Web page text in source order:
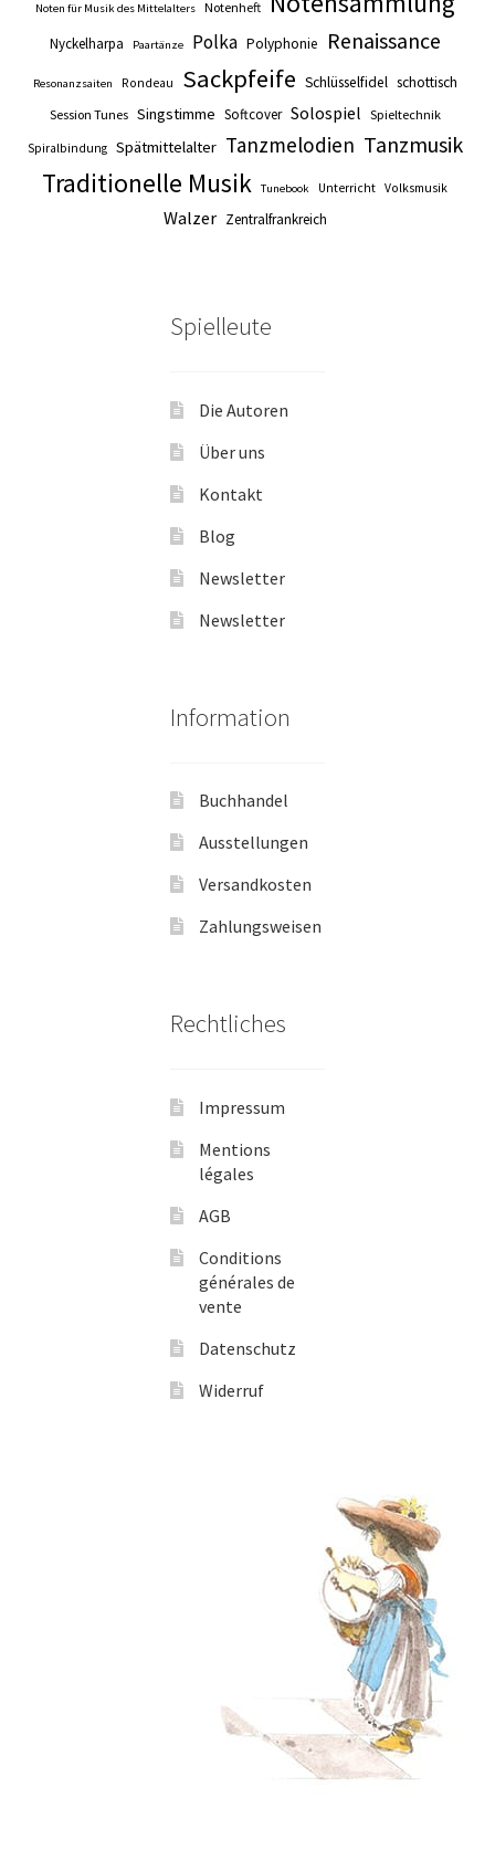
Noten für Musik des Mittelalters Notenheft
Nyckelharpa Paartänze Polka Polyphonie Renaissance
Resonanzsaiten Rondeau Sackpfeife Schlüsselfidel schottisch
Session Tunes Singstimme Softcover Solospiel Spieltechnik
Spiralbindung Spätmittelalter Tanzmelodien Tanzmusik
Traditionelle Musik Tunebook Unterricht Volksmusik
Walzer Zentralfrankreich
Spielleute
Die Autoren
Über uns
Kontakt
Blog
Newsletter
Newsletter
Information
Buchhandel
Ausstellungen
Versandkosten
Zahlungsweisen
Rechtliches
Impressum
Mentions
légales
AGB
Conditions
générales de
vente
Datenschutz
Widerruf